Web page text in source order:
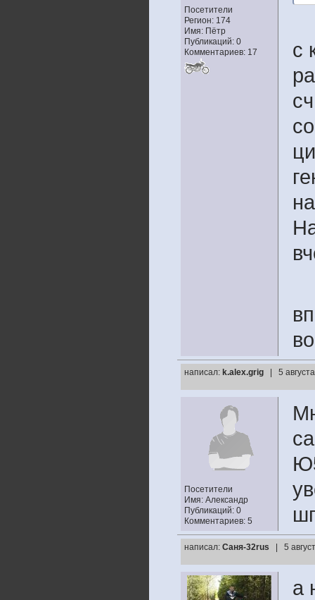
Посетители
Регион: 174
Имя: Пётр
Публикаций: 0
Комментариев: 17
с
написал: k.alex.grig | 5
Посетители
Имя: Александр
Публикаций: 0
Комментариев: 5
написал: Саня-32rus | 5
а